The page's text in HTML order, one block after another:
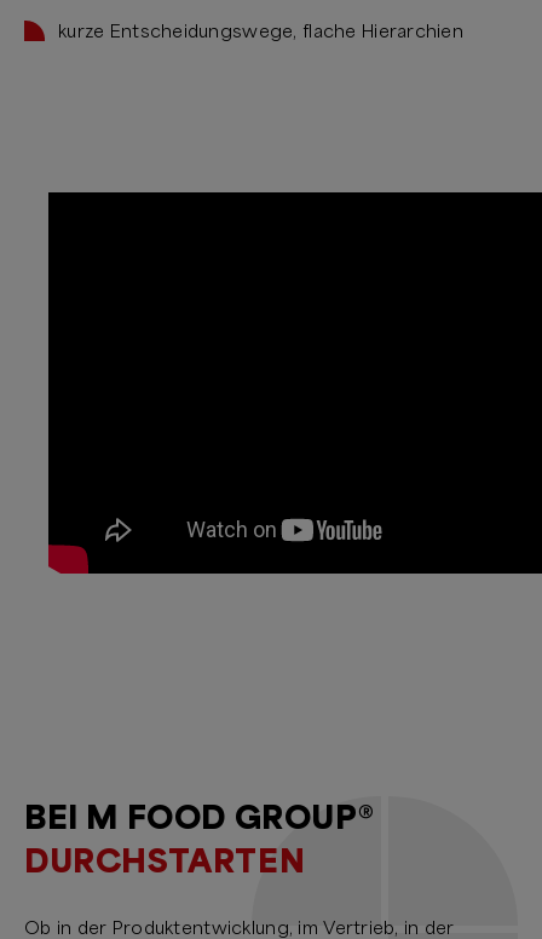
kurze Entscheidungswege, flache Hierarchien
BEI M FOOD GROUP®
DURCHSTARTEN
Ob in der Produktentwicklung, im Vertrieb, in der